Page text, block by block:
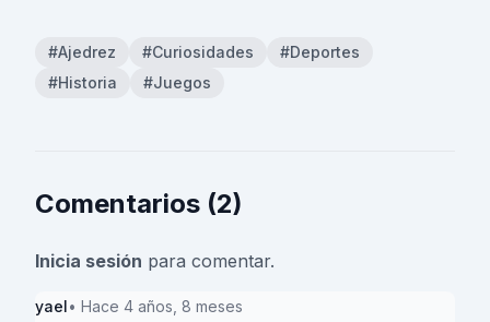
#Ajedrez #Curiosidades
#Deportes
#Historia
#Juegos
Comentarios (2)
Inicia sesión para comentar.
yael• Hace 4 años, 8 meses